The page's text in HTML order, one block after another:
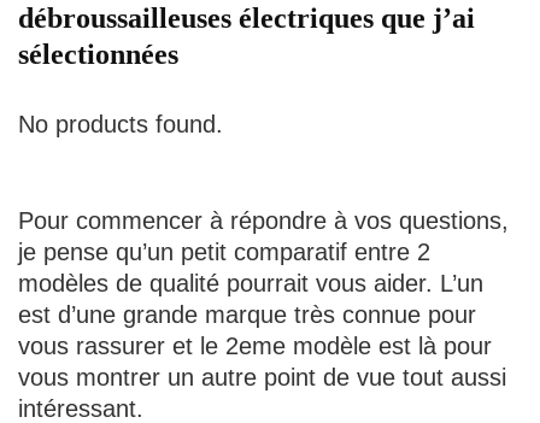
débroussailleuses électriques que j’ai
sélectionnées
No products found.
Pour commencer à répondre à vos questions,
je pense qu’un petit comparatif entre 2
modèles de qualité pourrait vous aider. L’un
est d’une grande marque très connue pour
vous rassurer et le 2eme modèle est là pour
vous montrer un autre point de vue tout aussi
intéressant.